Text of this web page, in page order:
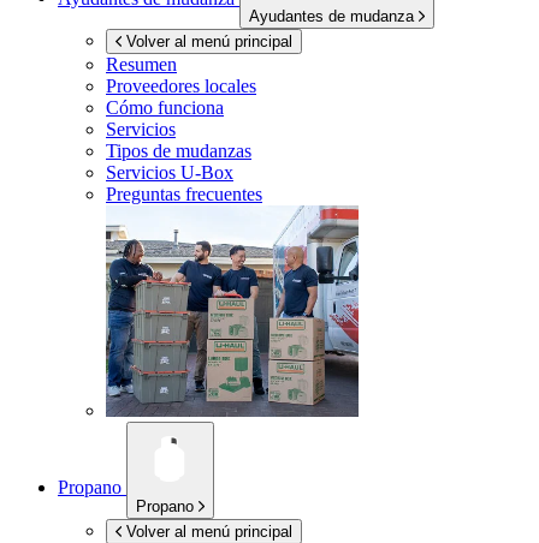
Ayudantes de mudanza
Volver al menú principal
Resumen
Proveedores locales
Cómo funciona
Servicios
Tipos de mudanzas
Servicios U-Box
Preguntas frecuentes
Propano
Propano
Volver al menú principal